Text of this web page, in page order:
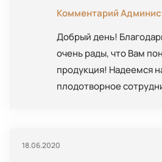
Комментарий
Добрый день!
очень рады, что Вам
продукция! Надеемся
плодотворное
18.06.2020